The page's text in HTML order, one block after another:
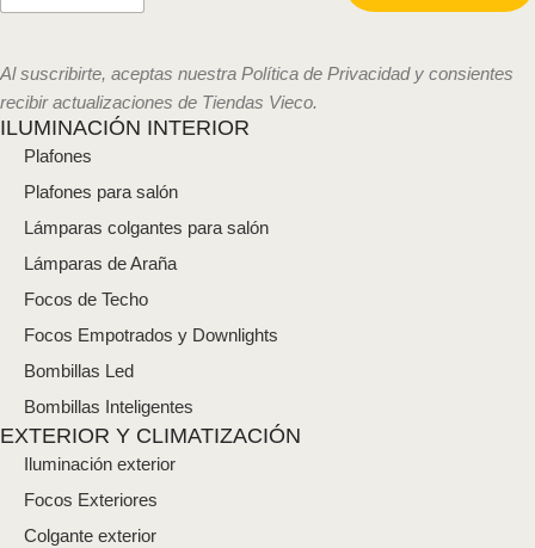
l
c
t
ó
n
i
o
Al suscribirte, aceptas nuestra Política de Privacidad y consientes
recibir actualizaciones de Tiendas Vieco.
ILUMINACIÓN INTERIOR
Plafones
Plafones para salón
Lámparas colgantes para salón
Lámparas de Araña
Focos de Techo
Focos Empotrados y Downlights
Bombillas Led
Bombillas Inteligentes
EXTERIOR Y CLIMATIZACIÓN
Iluminación exterior
Focos Exteriores
Colgante exterior